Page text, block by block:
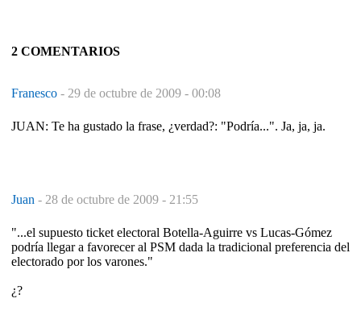
2 COMENTARIOS
Franesco - 29 de octubre de 2009 - 00:08
JUAN: Te ha gustado la frase, ¿verdad?: "Podría...". Ja, ja, ja.
Juan - 28 de octubre de 2009 - 21:55
"...el supuesto ticket electoral Botella-Aguirre vs Lucas-Gómez
podría llegar a favorecer al PSM dada la tradicional preferencia del
electorado por los varones."
¿?